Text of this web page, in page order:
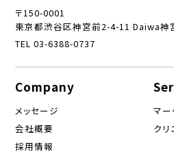
〒150-0001
東京都渋谷区神宮前2-4-11 Daiwa神
TEL 03-6388-0737
Company
メッセージ
会社概要
採用情報
マー
クリ